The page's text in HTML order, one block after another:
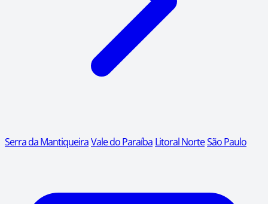
Serra da MantiqueiraVale do Paraíba Litoral NorteSão Paulo